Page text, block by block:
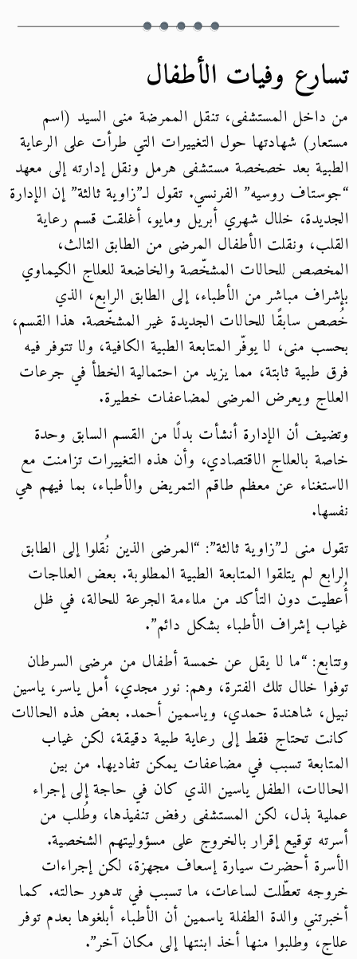
تسارع وفيات الأطفال
من داخل المستشفى، تنقل الممرضة منى السيد (اسم
مستعار) شهادتها حول التغييرات التي طرأت على الرعاية
الطبية بعد خصخصة مستشفى هرمل ونقل إدارته إلى معهد
“جوستاف روسيه” الفرنسي. تقول لـ”زاوية ثالثة” إن الإدارة
الجديدة، خلال شهري أبريل ومايو، أغلقت قسم رعاية
القلب، ونقلت الأطفال المرضى من الطابق الثالث،
المخصص للحالات المشخّصة والخاضعة للعلاج الكيماوي
بإشراف مباشر من الأطباء، إلى الطابق الرابع، الذي
خُصص سابقًا للحالات الجديدة غير المشخّصة. هذا القسم،
بحسب منى، لا يوفّر المتابعة الطبية الكافية، ولا تتوفر فيه
فرق طبية ثابتة، مما يزيد من احتمالية الخطأ في جرعات
العلاج ويعرض المرضى لمضاعفات خطيرة.
وتضيف أن الإدارة أنشأت بدلًا من القسم السابق وحدة
خاصة بالعلاج الاقتصادي، وأن هذه التغييرات تزامنت مع
الاستغناء عن معظم طاقم التمريض والأطباء، بما فيهم هي
نفسها.
تقول منى لـ”زاوية ثالثة”: “المرضى الذين نُقلوا إلى الطابق
الرابع لم يتلقوا المتابعة الطبية المطلوبة. بعض العلاجات
أُعطيت دون التأكد من ملاءمة الجرعة للحالة، في ظل
غياب إشراف الأطباء بشكل دائم”.
وتتابع: “ما لا يقل عن خمسة أطفال من مرضى السرطان
توفوا خلال تلك الفترة، وهم: نور مجدي، أمل ياسر، ياسين
نبيل، شاهندة حمدي، وياسمين أحمد. بعض هذه الحالات
كانت تحتاج فقط إلى رعاية طبية دقيقة، لكن غياب
المتابعة تسبب في مضاعفات يمكن تفاديها. من بين
الحالات، الطفل ياسين الذي كان في حاجة إلى إجراء
عملية بذل، لكن المستشفى رفض تنفيذها، وطُلب من
أسرته توقيع إقرار بالخروج على مسؤوليتهم الشخصية.
الأسرة أحضرت سيارة إسعاف مجهزة، لكن إجراءات
خروجه تعطّلت لساعات، ما تسبب في تدهور حالته. كما
أخبرتني والدة الطفلة ياسمين أن الأطباء أبلغوها بعدم توفر
علاج، وطلبوا منها أخذ ابنتها إلى مكان آخر”.